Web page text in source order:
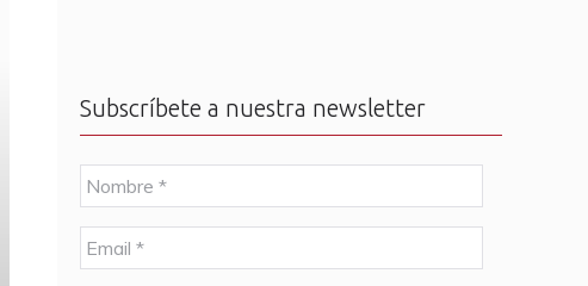
Subscríbete a nuestra newsletter
N
o
m
b
r
E
m